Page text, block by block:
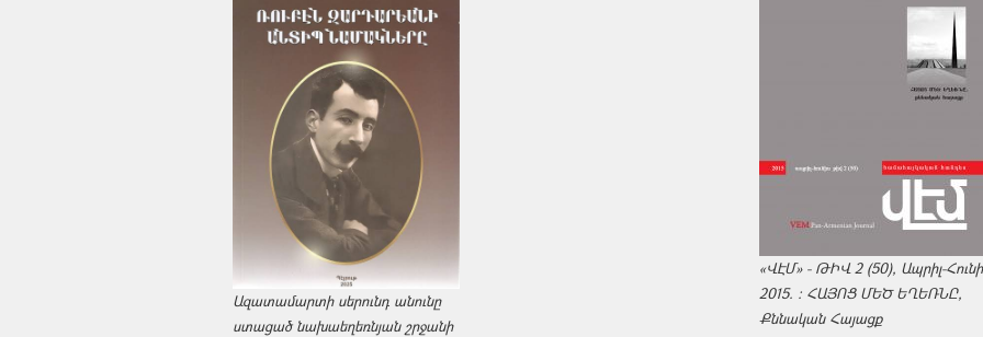
Ազատամարտի սերունդ անունը
ստացած նախաեղեռնյան շրջանի
«ՎԷՄ» - ԹԻՎ 2 (50), Ապրիլ-
2015. : ՀԱՅՈՑ ՄԵԾ ԵՂԵՌՆԸ,
Քննական Հայացք